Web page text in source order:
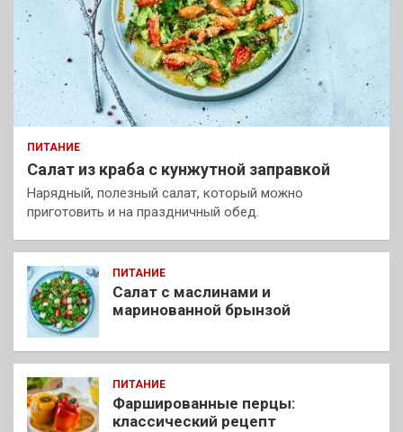
ПИТАНИЕ
Салат из краба с кунжутной заправкой
Нарядный, полезный салат, который можно
приготовить и на праздничный обед.
ПИТАНИЕ
Салат с маслинами и
маринованной брынзой
ПИТАНИЕ
Фаршированные перцы:
классический рецепт